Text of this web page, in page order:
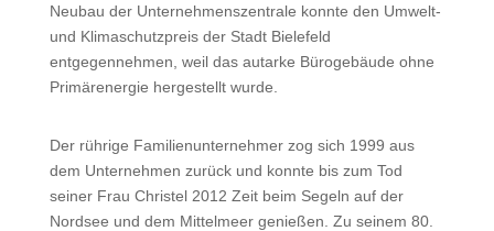
Neubau der Unternehmenszentrale konnte den Umwelt-
und Klimaschutzpreis der Stadt Bielefeld
entgegennehmen, weil das autarke Bürogebäude ohne
Primärenergie hergestellt wurde.
Der rührige Familienunternehmer zog sich 1999 aus
dem Unternehmen zurück und konnte bis zum Tod
seiner Frau Christel 2012 Zeit beim Segeln auf der
Nordsee und dem Mittelmeer genießen. Zu seinem 80.